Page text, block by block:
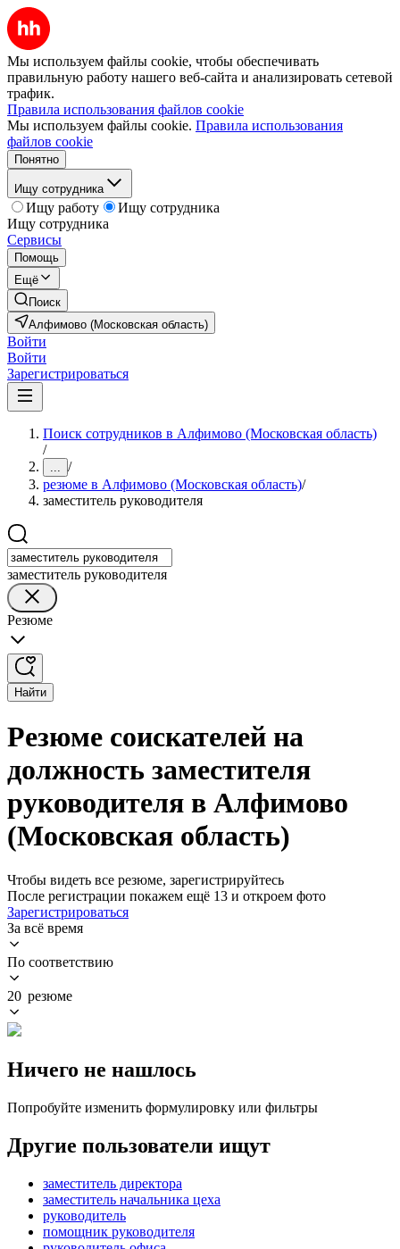
Мы используем файлы cookie, чтобы обеспечивать
правильную работу нашего веб-сайта и анализировать сетевой
трафик.
Правила использования файлов cookie
Мы используем файлы cookie. Правила использования
файлов cookie
Понятно
Ищу сотрудника
Ищу работу
Ищу сотрудника
Ищу сотрудника
Сервисы
Помощь
Ещё
Поиск
Алфимово (Московская область)
Войти
Войти
Зарегистрироваться
Поиск сотрудников в Алфимово (Московская область)
/
... /
резюме в Алфимово (Московская область)/
заместитель руководителя
заместитель руководителя
Резюме
Найти
Резюме соискателей на
должность заместителя
руководителя в Алфимово
(Московская область)
Чтобы видеть все резюме, зарегистрируйтесь
После регистрации покажем ещё 13 и откроем фото
Зарегистрироваться
За всё время
По соответствию
20 резюме
Ничего не нашлось
Попробуйте изменить формулировку или фильтры
Другие пользователи ищут
заместитель директора
заместитель начальника цеха
руководитель
помощник руководителя